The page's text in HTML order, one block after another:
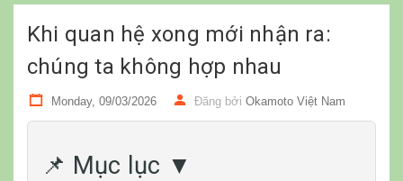
Khi quan hệ xong mới nhận ra:
chúng ta không hợp nhau
Monday, 09/03/2026 Đăng bởi Okamoto Việt Nam
📌 Mục lục ▼